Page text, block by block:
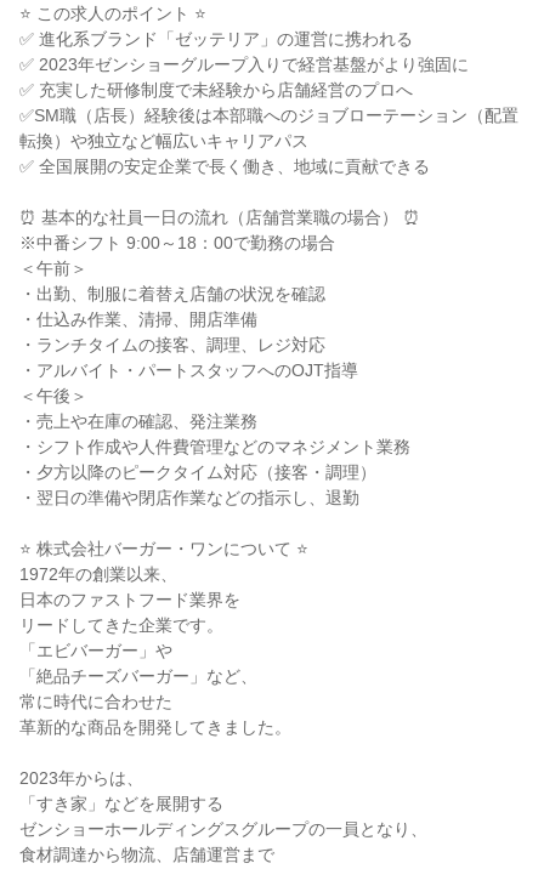
⭐ この求人のポイント ⭐
✅ 進化系ブランド「ゼッテリア」の運営に携われる
✅ 2023年ゼンショーグループ入りで経営基盤がより強固に
✅ 充実した研修制度で未経験から店舗経営のプロへ
✅SM職（店長）経験後は本部職へのジョブローテーション（配置
転換）や独立など幅広いキャリアパス
✅ 全国展開の安定企業で長く働き、地域に貢献できる
⏰ 基本的な社員一日の流れ（店舗営業職の場合） ⏰
※中番シフト 9:00～18：00で勤務の場合
＜午前＞
・出勤、制服に着替え店舗の状況を確認
・仕込み作業、清掃、開店準備
・ランチタイムの接客、調理、レジ対応
・アルバイト・パートスタッフへのOJT指導
＜午後＞
・売上や在庫の確認、発注業務
・シフト作成や人件費管理などのマネジメント業務
・夕方以降のピークタイム対応（接客・調理）
・翌日の準備や閉店作業などの指示し、退勤
⭐ 株式会社バーガー・ワンについて ⭐
1972年の創業以来、
日本のファストフード業界を
リードしてきた企業です。
「エビバーガー」や
「絶品チーズバーガー」など、
常に時代に合わせた
革新的な商品を開発してきました。
2023年からは、
「すき家」などを展開する
ゼンショーホールディングスグループの一員となり、
食材調達から物流、店舗運営まで